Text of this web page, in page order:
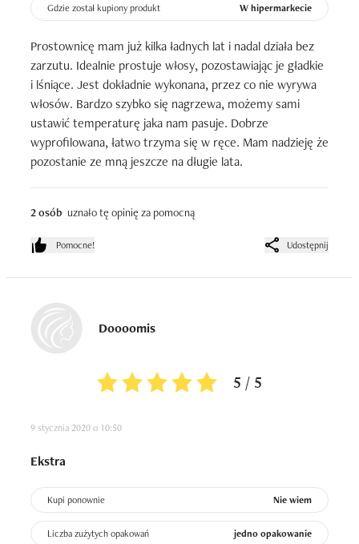
Gdzie został kupiony produkt W hipermarkecie
Prostownicę mam już kilka ładnych lat i nadal działa bez
zarzutu. Idealnie prostuje włosy, pozostawiając je gładkie
i lśniące. Jest dokładnie wykonana, przez co nie wyrywa
włosów. Bardzo szybko się nagrzewa, możemy sami
ustawić temperaturę jaka nam pasuje. Dobrze
wyprofilowana, łatwo trzyma się w ręce. Mam nadzieję że
pozostanie ze mną jeszcze na długie lata.
2 osób uznało tę opinię za pomocną
Pomocne! Udostępnij
Doooomis
5 / 5
9 stycznia 2020 o 10:50
Ekstra
Kupi ponownie Nie wiem
Liczba zużytych opakowań jedno opakowanie